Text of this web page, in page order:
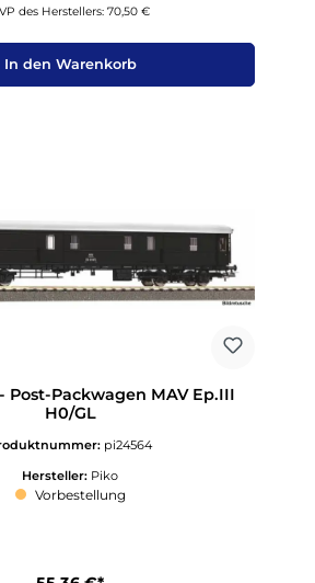
des Herstellers: 70,50 €
In den Warenkorb
Post-Packwagen MAV Ep.III
H0/GL
pi24564
Hersteller: Piko
Vorbestellung